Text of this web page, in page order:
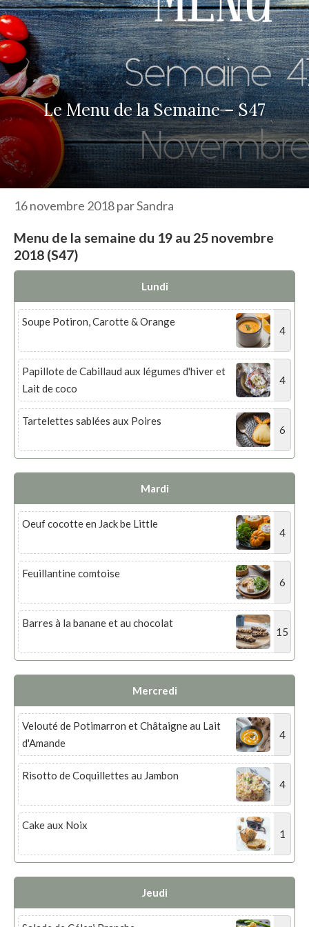
r
c
h
e
r
Le Menu de la Semaine – S47
16 novembre 2018parSandra
Menu de la semaine du 19 au 25 novembre
2018 (S47)
Lundi
Soupe Potiron, Carotte & Orange
4
Papillote de Cabillaud aux légumes d'hiver et
Lait de coco
4
Tartelettes sablées aux Poires
6
Mardi
Oeuf cocotte en Jack be Little
4
Feuillantine comtoise
6
Barres à la banane et au chocolat
15
Mercredi
Velouté de Potimarron et Châtaigne au Lait
d'Amande
4
Risotto de Coquillettes au Jambon
4
Cake aux Noix
1
Jeudi